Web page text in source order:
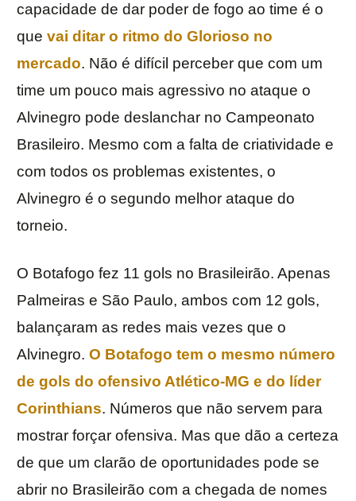
capacidade de dar poder de fogo ao time é o
que vai ditar o ritmo do Glorioso no
mercado. Não é difícil perceber que com um
time um pouco mais agressivo no ataque o
Alvinegro pode deslanchar no Campeonato
Brasileiro. Mesmo com a falta de criatividade e
com todos os problemas existentes, o
Alvinegro é o segundo melhor ataque do
torneio.
O Botafogo fez 11 gols no Brasileirão. Apenas
Palmeiras e São Paulo, ambos com 12 gols,
balançaram as redes mais vezes que o
Alvinegro. O Botafogo tem o mesmo número
de gols do ofensivo Atlético-MG e do líder
Corinthians. Números que não servem para
mostrar forçar ofensiva. Mas que dão a certeza
de que um clarão de oportunidades pode se
abrir no Brasileirão com a chegada de nomes